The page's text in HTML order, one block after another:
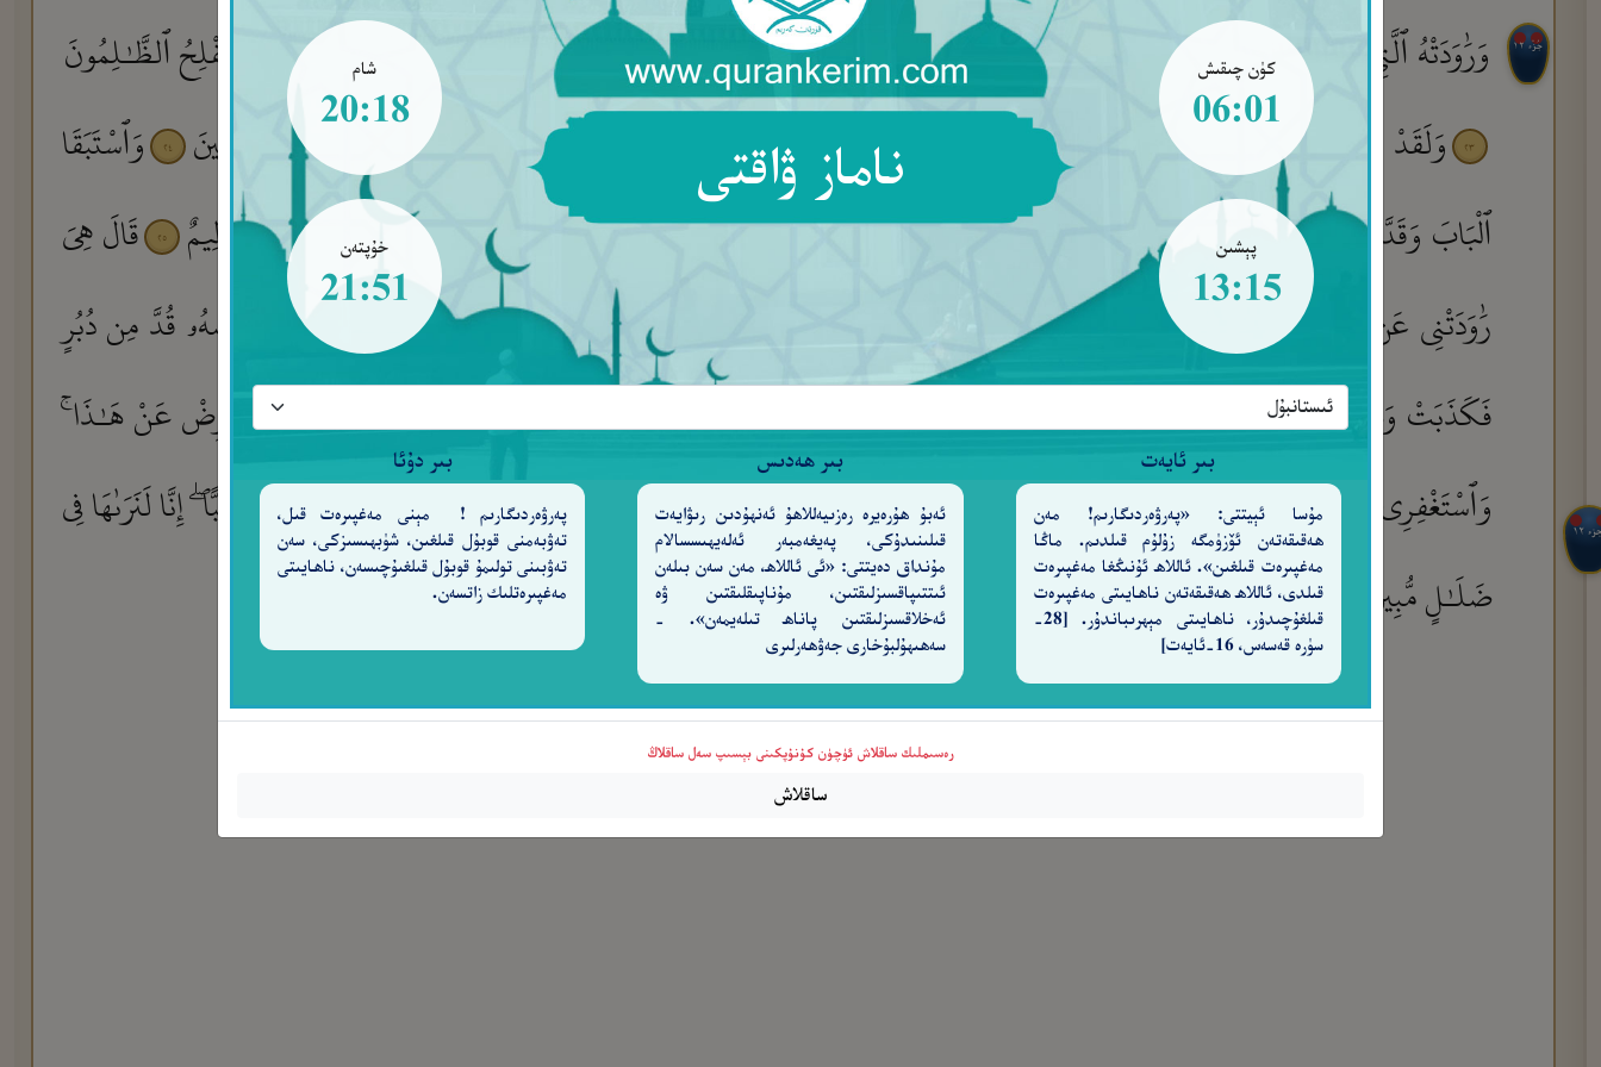
كۈن چىقىش
06:01
پېشىن
13:15
ناماز ۋاقتى
شام
20:18
خۇپتەن
21:51
بىر ئايەت
مۇسا ئېيتتى: «پەرۋەردىگارىم! مەن
ھەقىقەتەن ئۆزۈمگە زۇلۇم قىلدىم. ماڭا
مەغپىرەت قىلغىن». ئاللاھ ئۇنىڭغا مەغپىرەت
قىلدى، ئاللاھ ھەقىقەتەن ناھايىتى مەغپىرەت
قىلغۇچىدۇر، ناھايىتى مېھرىباندۇر. [28-
سۈرە قەسەس، 16-ئايەت]
بىر ھەدىس
ئەبۇ ھۇرەيرە رەزىيەللاھۇ ئەنھۇدىن رىۋايەت
قىلىنىدۇكى، پەيغەمبەر ئەلەيھىسسالام
مۇنداق دەيتتى: «ئى ئاللاھ، مەن سەن بىلەن
ئىتتىپاقسىزلىقتىن، مۇناپىقلىقتىن ۋە
ئەخلاقسىزلىقتىن پاناھ تىلەيمەن». -
سەھىھۇلبۇخارى جەۋھەرلىرى
بىر دۇئا
پەرۋەردىگارىم ! مېنى مەغپىرەت قىل،
تەۋبەمنى قوبۇل قىلغىن، شۈبھىسىزكى، سەن
تەۋبىنى تولىمۇ قوبۇل قىلغىۇچىسەن، ناھايىتى
مەغپىرەتلىك زاتسەن.
رەسىملىك ساقلاش ئۈچۈن كۇنۇپكىنى بېسىپ سەل ساقلاڭ
ساقلاش
١٢
جُزْء ١٢ وَرَٰوَدَتْهُ ٱلَّتِى هُوَ فِى بَيْتِهَا عَن نَّفْسِهِۦ وَغَلَّقَتِ ٱلْأَبْوَٰبَ وَقَالَتْ هَيْتَ لَكَ ۚ قَالَ مَعَاذَ ٱللَّهِ ۖ إِنَّهُۥ رَبِّىٓ أَحْسَنَ مَثْوَاىَ ۖ إِنَّهُۥ لَا يُفْلِحُ ٱلظَّـٰلِمُونَ
٢٣ وَلَقَدْ هَمَّتْ بِهِۦ ۖ وَهَمَّ بِهَا لَوْلَآ أَن رَّءَا بُرْهَـٰنَ رَبِّهِۦ ۚ كَذَٰلِكَ لِنَصْرِفَ عَنْهُ ٱلسُّوٓءَ وَٱلْفَحْشَآءَ ۚ إِنَّهُۥ مِنْ عِبَادِنَا ٱلْمُخْلَصِينَ ٢٤
وَٱسْتَبَقَا
ٱلْبَابَ وَقَدَّتْ قَمِيصَهُۥ مِن دُبُرٍ وَأَلْفَيَا سَيِّدَهَا لَدَا ٱلْبَابِ ۚ قَالَتْ مَا جَزَآءُ مَنْ أَرَادَ بِأَهْلِكَ سُوٓءًا إِلَّآ أَن يُسْجَنَ أَوْ عَذَابٌ أَلِيمٌ
٢٥
قَالَ هِىَ
رَٰوَدَتْنِى عَن نَّفْسِى ۚ وَشَهِدَ شَاهِدٌ مِّنْ أَهْلِهَآ إِن كَانَ قَمِيصُهُۥ قُدَّ مِن قُبُلٍ فَصَدَقَتْ وَهُوَ مِنَ ٱلْكَـٰذِبِينَ
وَإِن كَانَ قَمِيصُهُۥ قُدَّ مِن دُبُرٍ
فَكَذَبَتْ وَهُوَ مِنَ ٱلصَّـٰدِقِينَ
فَلَمَّا رَءَا قَمِيصَهُۥ قُدَّ مِن دُبُرٍ قَالَ إِنَّهُۥ مِن كَيْدِكُنَّ ۖ إِنَّ كَيْدَكُنَّ عَظِيمٌ
يُوسُفُ أَعْرِضْ عَنْ هَـٰذَا ۚ
وَٱسْتَغْفِرِى لِذَنۢبِكِ ۖ إِنَّكِ كُنتِ مِنَ ٱلْخَاطِـِٔينَ
وَقَالَ نِسْوَةٌ فِى ٱلْمَدِينَةِ ٱمْرَأَتُ ٱلْعَزِيزِ تُرَٰوِدُ فَتَىٰهَا عَن نَّفْسِهِۦ ۖ قَدْ شَغَفَهَا حُبًّا ۖ إِنَّا لَنَرَىٰهَا فِى
ضَلَـٰلٍ مُّبِينٍ